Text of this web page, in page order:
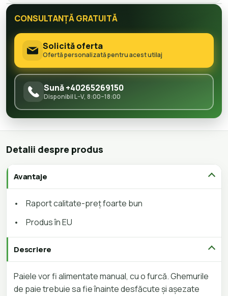
CONSULTANȚĂ GRATUITĂ
Solicită oferta
Ofertă personalizată pentru acest utilaj
Sună +40265269150
Disponibil L–V, 8:00–18:00
Detalii despre produs
Avantaje
•
Raport calitate-preț foarte bun
•
Produs în EU
Descriere
Paiele vor fi alimentate manual, cu o furcă. Ghemurile
de paie trebuie sa fie înainte desfăcute și așezate